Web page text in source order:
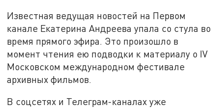
Известная ведущая новостей на Первом
канале Екатерина Андреева упала со стула во
время прямого эфира. Это произошло в
момент чтения ею подводки к материалу о IV
Московском международном фестивале
архивных фильмов.
В соцсетях и Телеграм-каналах уже